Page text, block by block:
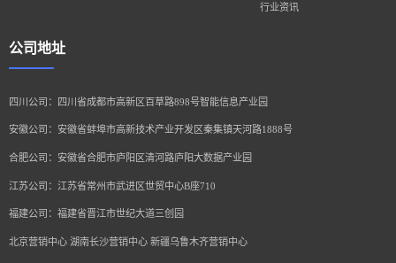
行业资讯
公司地址
四川公司：四川省成都市高新区百草路898号智能信息产业园
安徽公司：安徽省蚌埠市高新技术产业开发区秦集镇天河路1888号
合肥公司：安徽省合肥市庐阳区清河路庐阳大数据产业园
江苏公司：江苏省常州市武进区世贸中心B座710
福建公司：福建省晋江市世纪大道三创园
北京营销中心 湖南长沙营销中心 新疆乌鲁木齐营销中心